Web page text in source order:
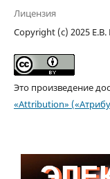
Лицензия
Copyright (c) 2025
Это произведение
«Attribution»